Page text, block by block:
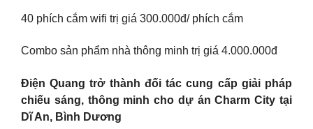
40 phích cắm wifi trị giá 300.000đ/ phích cắm
Combo sản phẩm nhà thông minh trị giá 4.000.000đ
Điện Quang trở thành đối tác cung cấp giải pháp
chiếu sáng, thông minh cho dự án Charm City tại
Dĩ An, Bình Dương